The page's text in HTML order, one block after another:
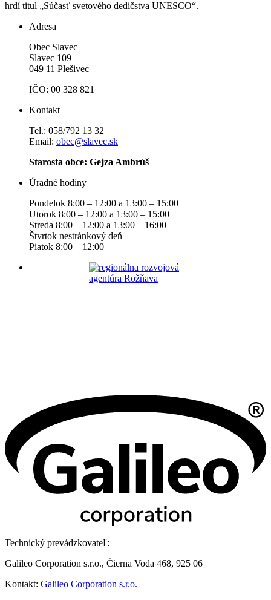
hrdí titul „Súčasť svetového dedičstva UNESCO“.
Adresa
Obec Slavec
Slavec 109
049 11 Plešivec
IČO: 00 328 821
Kontakt
Tel.: 058/792 13 32
Email: obec@slavec.sk
Starosta obce: Gejza Ambrúš
Úradné hodiny
Pondelok 8:00 – 12:00 a 13:00 – 15:00
Utorok 8:00 – 12:00 a 13:00 – 15:00
Streda 8:00 – 12:00 a 13:00 – 16:00
Štvrtok nestránkový deň
Piatok 8:00 – 12:00
Technický prevádzkovateľ:
Galileo Corporation s.r.o., Čierna Voda 468, 925 06
Kontakt: Galileo Corporation s.r.o.